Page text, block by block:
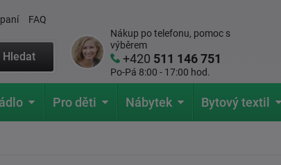
FAQ
Hledat
Nákup po telefonu, pomoc s
výběrem
+420 511 146 751
Po-Pá 8:00 - 17:00 hod.
Pro děti Nábytek Bytový textil